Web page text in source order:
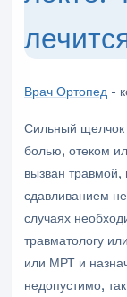
Врач Ортопед -
Сильный щелчок
болью, отеком
вызван травмой,
сдавливанием
случаях
травматологу
или МРТ и
недопустимо,